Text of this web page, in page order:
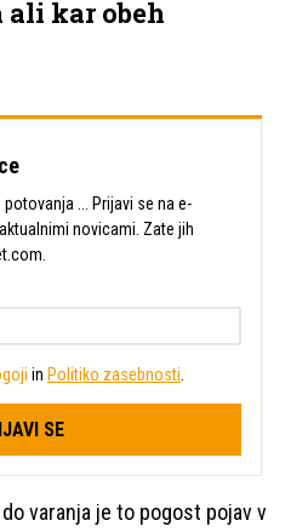
ali kar obeh
... Prijavi se na e-
novicami. Zate jih
in Politiko zasebnosti
SE
varanja je to pogost pojav v